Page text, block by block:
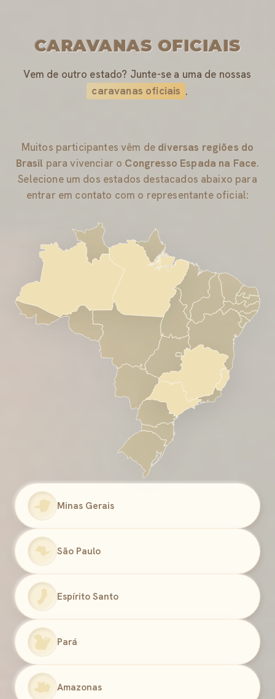
CARAVANAS OFICIAIS
Vem de outro estado? Junte-se a uma de nossas
caravanas oficiais .
Muitos participantes vêm de diversas regiões do
Brasil para vivenciar o Congresso Espada na Face.
Selecione um dos estados destacados abaixo para
entrar em contato com o representante oficial:
Minas Gerais
São Paulo
Espírito Santo
Pará
Amazonas